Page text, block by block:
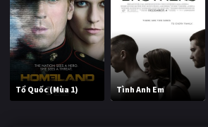
Tổ Quốc (Mùa 1) Tình Anh Em